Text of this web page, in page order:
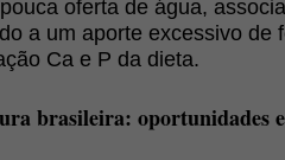
oferta de água,
a um aporte excessivo de
Ca e P da dieta.
brasileira: oportunidades